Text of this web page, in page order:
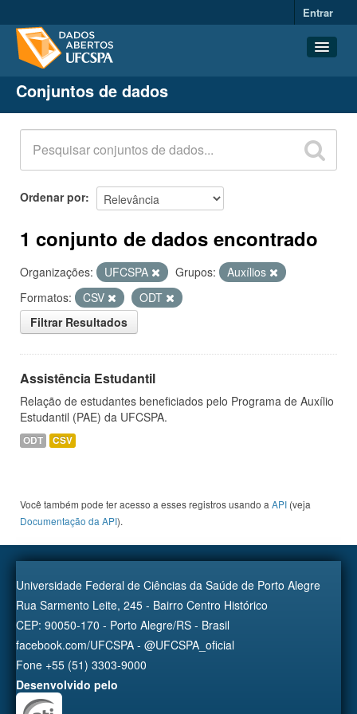
Entrar
Conjuntos de dados
Organizações
Grupos
Sobre
Conjuntos de dados
Ordenar por
1 conjunto de dados encontrado
Organizações: UFCSPA Grupos:
Auxílios
Formatos:
CSV
ODT
Filtrar Resultados
Assistência Estudantil
Relação de estudantes beneficiados pelo Programa de Auxílio
Estudantil (PAE) da UFCSPA.
ODT CSV
Você também pode ter acesso a esses registros usando a API (veja
Documentação da API).
Universidade Federal de Ciências da Saúde de Porto Alegre
Rua Sarmento Leite, 245 - Bairro Centro Histórico
CEP: 90050-170 - Porto Alegre/RS - Brasil
facebook.com/UFCSPA - @UFCSPA_oficial
Fone +55 (51) 3303-9000
Desenvolvido pelo